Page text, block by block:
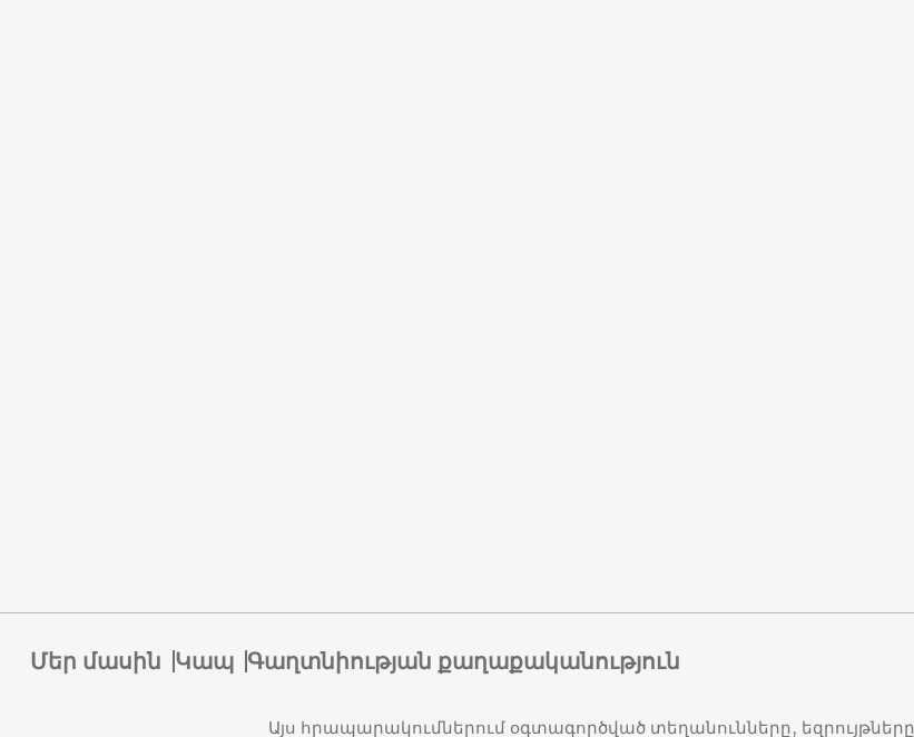
Մեր մասին Կապ Գաղտնիության քաղաքականություն
Այս հրապարակումներում օգտագործված տեղանունները,